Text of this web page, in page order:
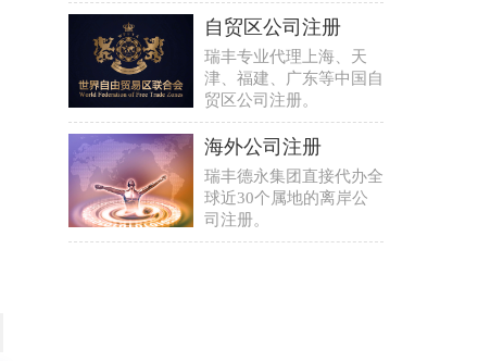
自贸区公司注册
瑞丰专业代理上海、天
津、福建、广东等中国自
贸区公司注册。
海外公司注册
瑞丰德永集团直接代办全
球近30个属地的离岸公
司注册。